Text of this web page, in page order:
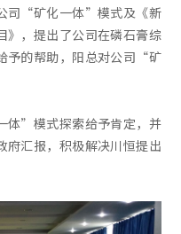
司“矿化一体”模式及《新
》，提出了公司在磷石膏综
予的帮助，阳总对公司“矿
体”模式探索给予肯定，并
府汇报，积极解决川恒提出